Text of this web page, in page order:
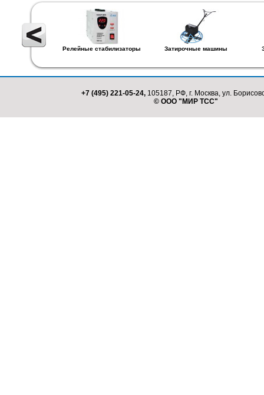
Релейные стабилизаторы Затирочные машины
+7 (495) 221-05-24, 105187, РФ, г. Москва, ул.
© ООО "МИР ТСС"